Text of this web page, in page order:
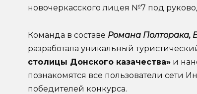
новочеркасского лицея №7 под
Команда в составе Романа Полторака,
разработала уникальный
столицы Донского казачества» и
познакомятся все пользователи сети
победителей конкурса.